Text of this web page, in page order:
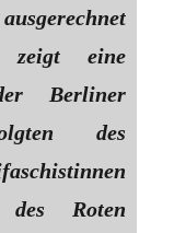
eine
Berliner
des
Roten